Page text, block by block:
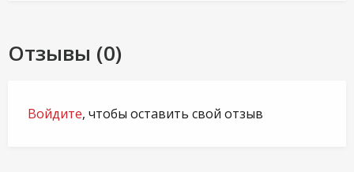
Отзывы (0)
Войдите, чтобы оставить свой отзыв